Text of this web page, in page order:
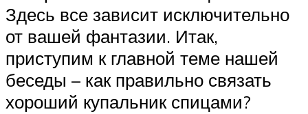
Здесь все зависит исключительно
от вашей фантазии. Итак,
приступим к главной теме нашей
беседы – как правильно связать
хороший купальник спицами?